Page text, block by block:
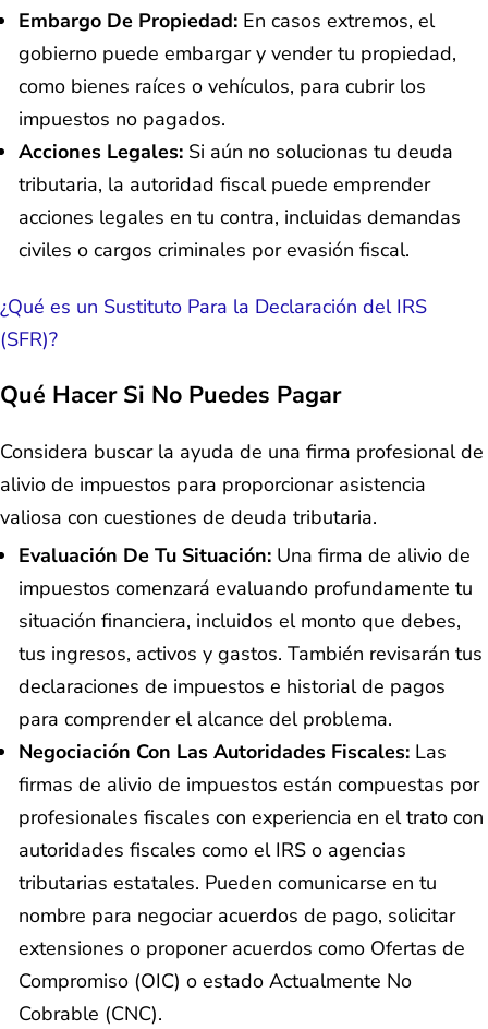
Embargo De Propiedad: En casos extremos, el
gobierno puede embargar y vender tu propiedad,
como bienes raíces o vehículos, para cubrir los
impuestos no pagados.
Acciones Legales: Si aún no solucionas tu deuda
tributaria, la autoridad fiscal puede emprender
acciones legales en tu contra, incluidas demandas
civiles o cargos criminales por evasión fiscal.
¿Qué es un Sustituto Para la Declaración del IRS
(SFR)?
Qué Hacer Si No Puedes Pagar
Considera buscar la ayuda de una firma profesional de
alivio de impuestos para proporcionar asistencia
valiosa con cuestiones de deuda tributaria.
Evaluación De Tu Situación: Una firma de alivio de
impuestos comenzará evaluando profundamente tu
situación financiera, incluidos el monto que debes,
tus ingresos, activos y gastos. También revisarán tus
declaraciones de impuestos e historial de pagos
para comprender el alcance del problema.
Negociación Con Las Autoridades Fiscales: Las
firmas de alivio de impuestos están compuestas por
profesionales fiscales con experiencia en el trato con
autoridades fiscales como el IRS o agencias
tributarias estatales. Pueden comunicarse en tu
nombre para negociar acuerdos de pago, solicitar
extensiones o proponer acuerdos como Ofertas de
Compromiso (OIC) o estado Actualmente No
Cobrable (CNC).